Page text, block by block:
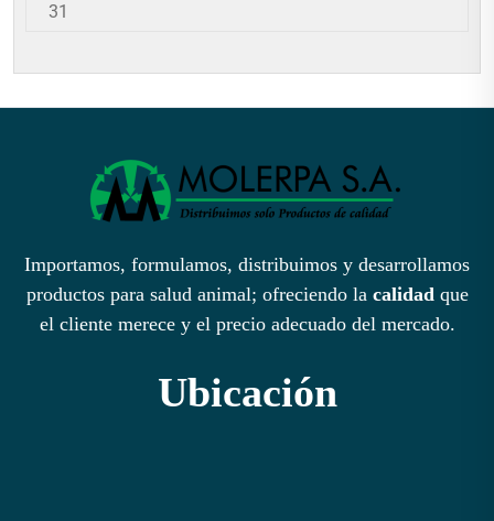
31
Importamos, formulamos, distribuimos y desarrollamos
productos para salud animal; ofreciendo lacalidadque
el cliente merece y el precio adecuado del mercado.
Ubicación